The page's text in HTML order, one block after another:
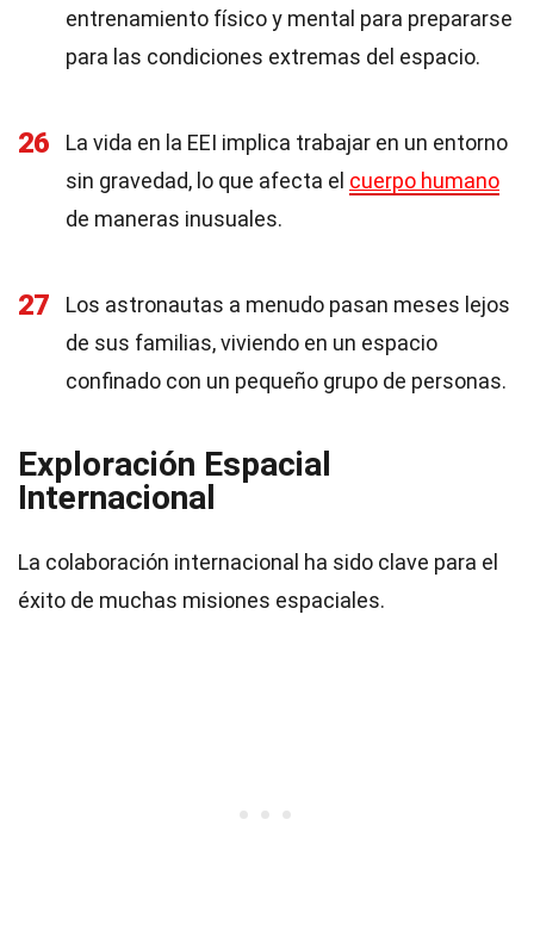
entrenamiento físico y mental para prepararse
para las condiciones extremas del espacio.
26
La vida en la EEI implica trabajar en un entorno
sin gravedad, lo que afecta el cuerpo humano
de maneras inusuales.
27
Los astronautas a menudo pasan meses lejos
de sus familias, viviendo en un espacio
confinado con un pequeño grupo de personas.
Exploración Espacial
Internacional
La colaboración internacional ha sido clave para el
éxito de muchas misiones espaciales.